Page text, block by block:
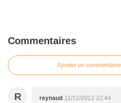
Commentaires
Ajouter un commentaire
R reynaud 11/12/2012 22:44